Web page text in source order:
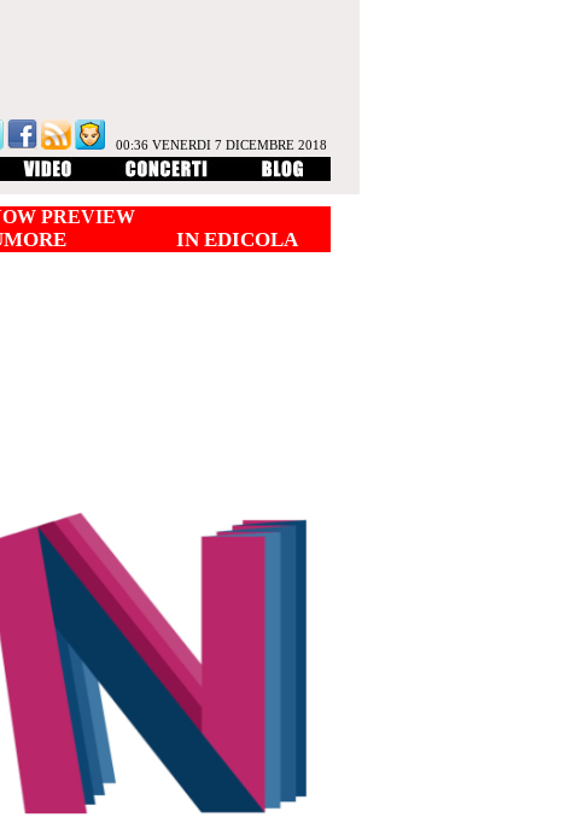
00:36 VENERDI 7 DICEMBRE 2018
PREVIEW
IN EDICOLA